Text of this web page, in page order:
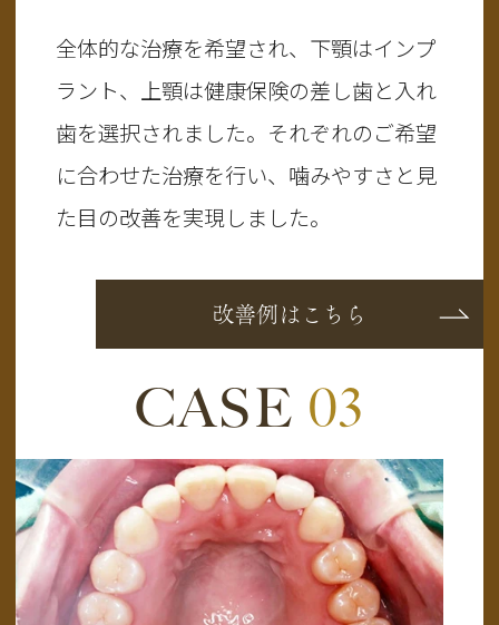
全体的な治療を希望され、下顎はインプ
ラント、上顎は健康保険の差し歯と入れ
歯を選択されました。それぞれのご希望
に合わせた治療を行い、噛みやすさと見
た目の改善を実現しました。
改善例はこちら
CASE 03